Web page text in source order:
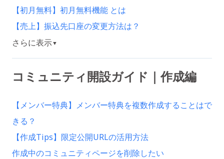
【初月無料】初月無料機能 とは
【売上】振込先口座の変更方法は？
さらに表示▼
コミュニティ開設ガイド｜作成編
【メンバー特典】メンバー特典を複数作成することはで
きる？
【作成Tips】限定公開URLの活用方法
作成中のコミュニティページを削除したい